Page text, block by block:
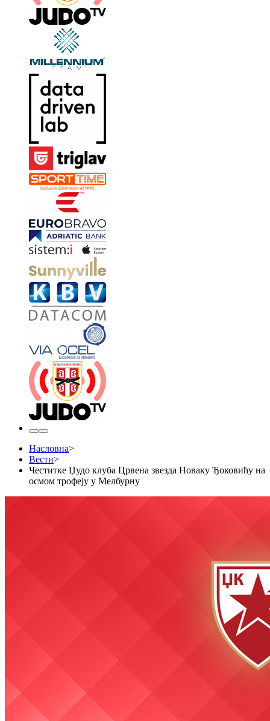
Насловна>
Вести>
Честитке Џудо клуба Црвена звезда Новаку Ђоковићу на
осмом трофеју у Мелбурну